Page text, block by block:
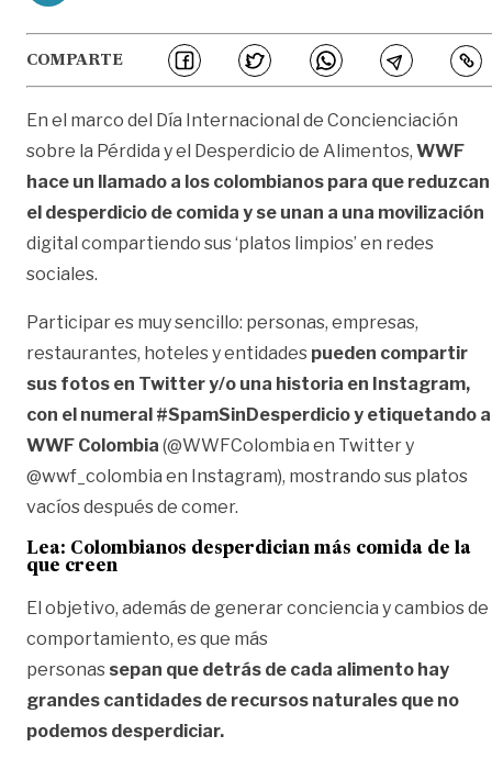
COMPARTE
En el marco del Día Internacional de Concienciación
sobre la Pérdida y el Desperdicio de Alimentos, WWF
hace un llamado a los colombianos para que reduzcan
el desperdicio de comida y se unan a una movilización
digital compartiendo sus ‘platos limpios’ en redes
sociales.
Participar es muy sencillo: personas, empresas,
restaurantes, hoteles y entidades pueden compartir
sus fotos en Twitter y/o una historia en Instagram,
con el numeral #SpamSinDesperdicio y etiquetando a
WWF Colombia (@WWFColombia en Twitter y
@wwf_colombia en Instagram), mostrando sus platos
vacíos después de comer.
Lea: Colombianos desperdician más comida de la
que creen
El objetivo, además de generar conciencia y cambios de
comportamiento, es que más
personas sepan que detrás de cada alimento hay
grandes cantidades de recursos naturales que no
podemos desperdiciar.